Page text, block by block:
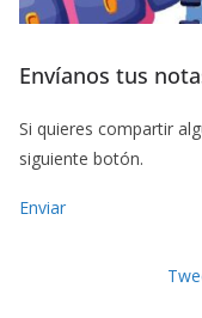
Envíanos tus
Si quieres compartir
siguiente botón.
Enviar